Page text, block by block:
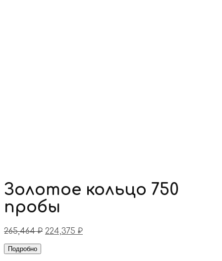
Золотое кольцо 750
пробы
265,464₽ 224,375 ₽
Подробно